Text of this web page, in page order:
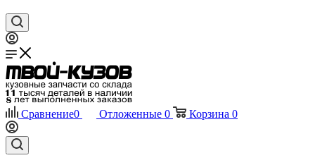
Сравнение0 Отложенные 0 Корзина 0